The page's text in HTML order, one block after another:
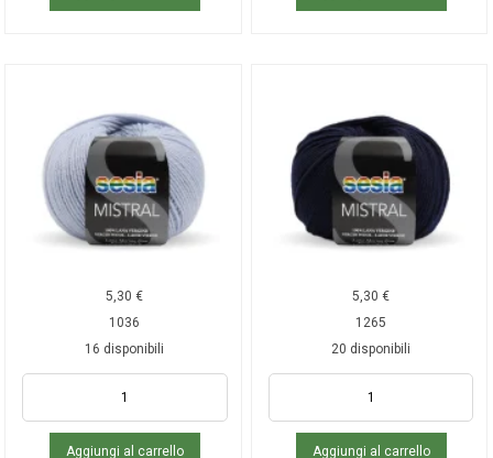
5,30€
1036
16 disponibili
Aggiungi al carrello
5,30€
1265
20 disponibili
Aggiungi al carrello